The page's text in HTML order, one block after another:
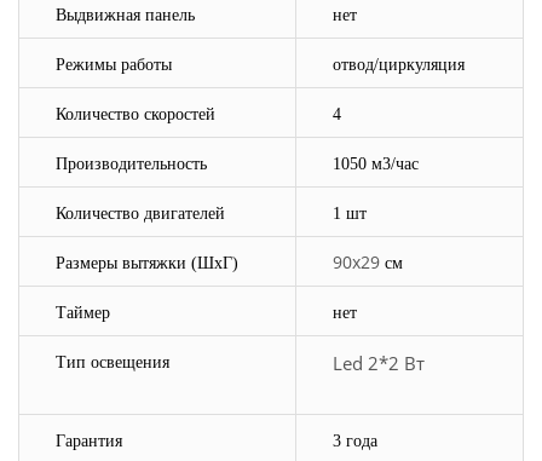
Выдвижная панель нет
Режимы работы отвод/циркуляция
Количество скоростей 4
Производительность 1050 м3/час
Количество двигателей 1 шт
Размеры вытяжки (ШхГ) 90х29 см
Таймер нет
Тип освещения Led 2*2 Вт
Гарантия 3 года